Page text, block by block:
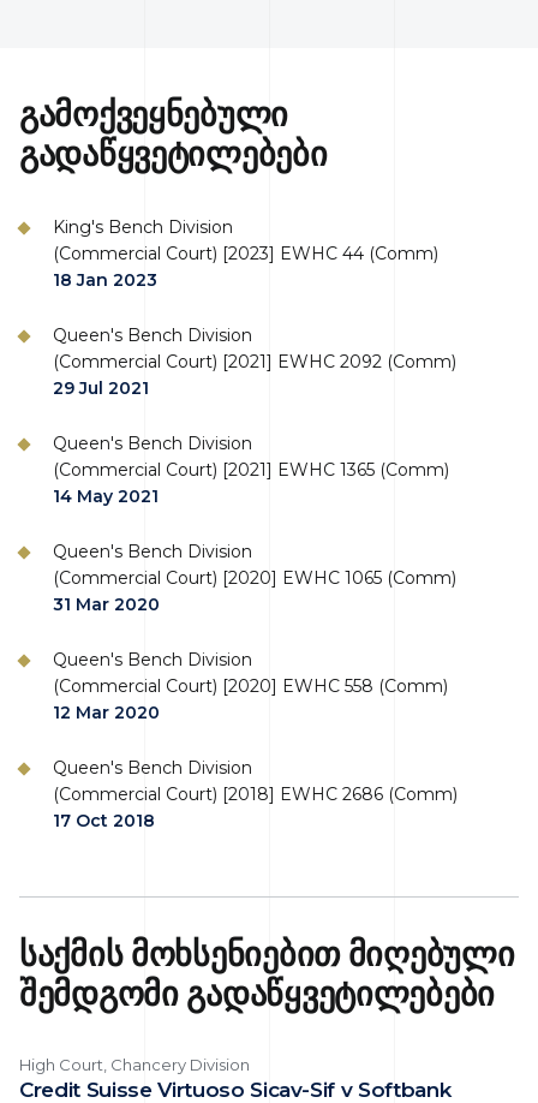
გამოქვეყნებული
გადაწყვეტილებები
King's Bench Division
(Commercial Court) [2023] EWHC 44 (Comm)
18 Jan 2023
Queen's Bench Division
(Commercial Court) [2021] EWHC 2092 (Comm)
29 Jul 2021
Queen's Bench Division
(Commercial Court) [2021] EWHC 1365 (Comm)
14 May 2021
Queen's Bench Division
(Commercial Court) [2020] EWHC 1065 (Comm)
31 Mar 2020
Queen's Bench Division
(Commercial Court) [2020] EWHC 558 (Comm)
12 Mar 2020
Queen's Bench Division
(Commercial Court) [2018] EWHC 2686 (Comm)
17 Oct 2018
საქმის მოხსენიებით მიღებული
შემდგომი გადაწყვეტილებები
High Court, Chancery Division
Credit Suisse Virtuoso Sicav-Sif v Softbank